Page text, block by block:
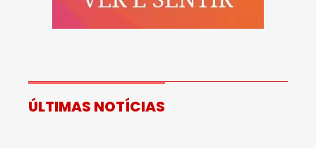
ÚLTIMAS NOTÍCIAS